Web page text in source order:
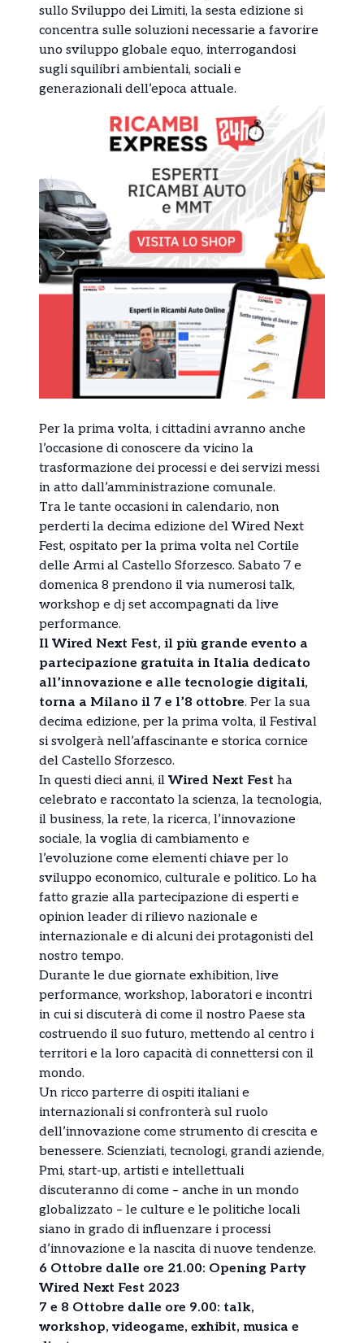
sullo Sviluppo dei Limiti, la sesta edizione si
concentra sulle soluzioni necessarie a favorire
uno sviluppo globale equo, interrogandosi
sugli squilibri ambientali, sociali e
generazionali dell’epoca attuale.
Per la prima volta, i cittadini avranno anche
l’occasione di conoscere da vicino la
trasformazione dei processi e dei servizi messi
in atto dall’amministrazione comunale.
Tra le tante occasioni in calendario, non
perderti la decima edizione del Wired Next
Fest, ospitato per la prima volta nel Cortile
delle Armi al Castello Sforzesco. Sabato 7 e
domenica 8 prendono il via numerosi talk,
workshop e dj set accompagnati da live
performance.
Il Wired Next Fest, il più grande evento a
partecipazione gratuita in Italia dedicato
all’innovazione e alle tecnologie digitali,
torna a Milano il 7 e l’8 ottobre. Per la sua
decima edizione, per la prima volta, il Festival
si svolgerà nell’affascinante e storica cornice
del Castello Sforzesco.
In questi dieci anni, il Wired Next Fest ha
celebrato e raccontato la scienza, la tecnologia,
il business, la rete, la ricerca, l’innovazione
sociale, la voglia di cambiamento e
l’evoluzione come elementi chiave per lo
sviluppo economico, culturale e politico. Lo ha
fatto grazie alla partecipazione di esperti e
opinion leader di rilievo nazionale e
internazionale e di alcuni dei protagonisti del
nostro tempo.
Durante le due giornate exhibition, live
performance, workshop, laboratori e incontri
in cui si discuterà di come il nostro Paese sta
costruendo il suo futuro, mettendo al centro i
territori e la loro capacità di connettersi con il
mondo.
Un ricco parterre di ospiti italiani e
internazionali si confronterà sul ruolo
dell’innovazione come strumento di crescita e
benessere. Scienziati, tecnologi, grandi aziende,
Pmi, start-up, artisti e intellettuali
discuteranno di come – anche in un mondo
globalizzato – le culture e le politiche locali
siano in grado di influenzare i processi
d’innovazione e la nascita di nuove tendenze.
6 Ottobre dalle ore 21.00: Opening Party
Wired Next Fest 2023
7 e 8 Ottobre dalle ore 9.00: talk,
workshop, videogame, exhibit, musica e